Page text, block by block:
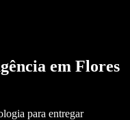
em Flores
para entregar